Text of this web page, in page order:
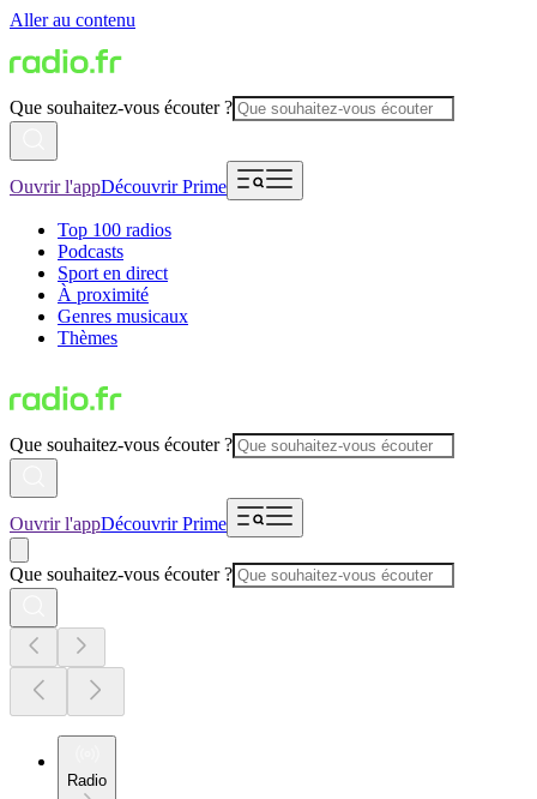
Aller au contenu
Que souhaitez-vous écouter ?
Ouvrir l'appDécouvrir Prime
Top 100 radios
Podcasts
Sport en direct
À proximité
Genres musicaux
Thèmes
Que souhaitez-vous écouter ?
Ouvrir l'appDécouvrir Prime
Que souhaitez-vous écouter ?
Radio